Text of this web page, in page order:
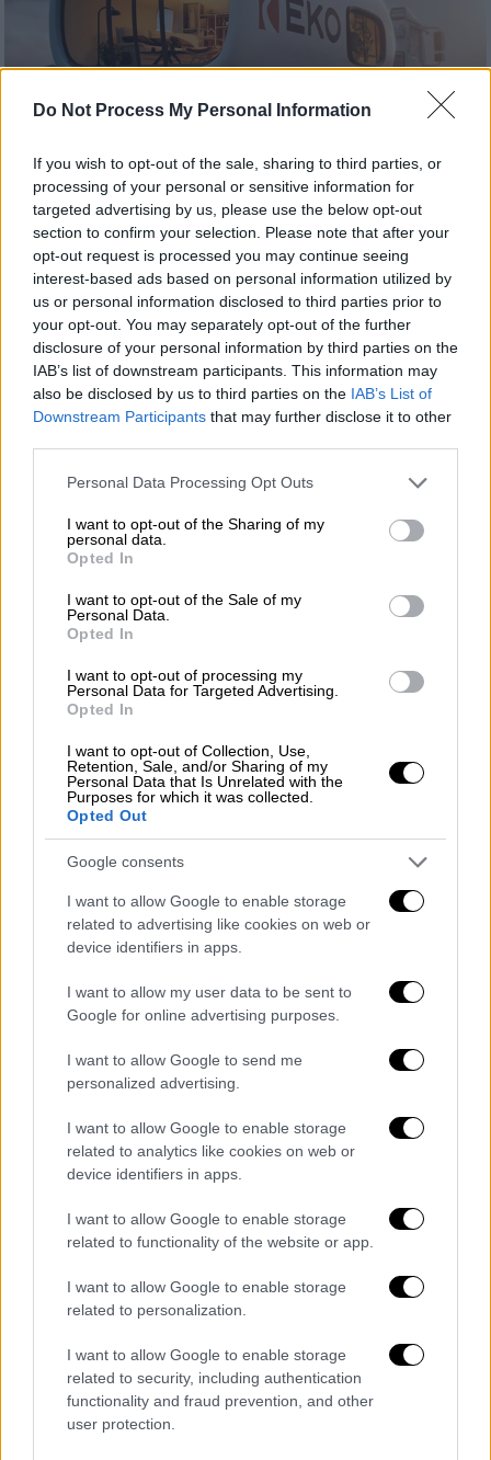
Do Not Process My Personal Information
If you wish to opt-out of the sale, sharing to third parties, or
processing of your personal or sensitive information for
targeted advertising by us, please use the below opt-out
section to confirm your selection. Please note that after your
opt-out request is processed you may continue seeing
interest-based ads based on personal information utilized by
us or personal information disclosed to third parties prior to
your opt-out. You may separately opt-out of the further
disclosure of your personal information by third parties on the
IAB’s list of downstream participants. This information may
also be disclosed by us to third parties on the IAB’s List of
Downstream Participants that may further disclose it to other
Please note that this website/app uses one or more Google
not limited to your visit or usage behaviour. You may click to
grant or deny consent to Google and its third-party tags to
use your data for below specified purposes in below Google
consent section.
Personal Data Processing Opt Outs
I want to opt-out of the Sharing of my
personal data.
Opted In
I want to opt-out of the Sale of my
Personal Data.
Opted In
I want to opt-out of processing my
Personal Data for Targeted Advertising.
Opted In
I want to opt-out of Collection, Use,
Retention, Sale, and/or Sharing of my
Personal Data that Is Unrelated with the
Purposes for which it was collected.
Opted Out
Google consents
I want to allow Google to enable storage
related to advertising like cookies on web or
device identifiers in apps.
I want to allow my user data to be sent to
Google for online advertising purposes.
I want to allow Google to send me
personalized advertising.
I want to allow Google to enable storage
related to analytics like cookies on web or
device identifiers in apps.
I want to allow Google to enable storage
related to functionality of the website or app.
I want to allow Google to enable storage
related to personalization.
I want to allow Google to enable storage
related to security, including authentication
functionality and fraud prevention, and other
user protection.
Market|15.10.2025 16:31
ΕΚΟ: Ξεκινά η διάθεση του πετρελαίου
θέρμανσης στη χαμηλότερη τιμή
εκκίνησης των τελευταίων ετών
Η ΕΚΟ δίνει την δυνατότητα αποπληρωμής
σε έως και 12 άτοκες δόσεις, με πιστωτικές
κάρτες, εκδόσεως ελληνικών τραπεζών
Οικονομία|15.10.2025 08:01
Τιμή πετρελαίου θέρμανσης: Πού
κυμαίνεται στην Αττική - Ξεκινά σήμερα
η διάθεση
Με τιμές έως 7% χαμηλότερες από πέρυσι
ξεκινά επισήμως σήμερα (15/10), η διάθεση
του πετρελαίου θέρμανσης
Οικονομία|07.10.2025 14:50
Επίδομα θέρμανσης: Ξεκινά στις 15
Οκτωβρίου η διάθεση του πετρελαίου -